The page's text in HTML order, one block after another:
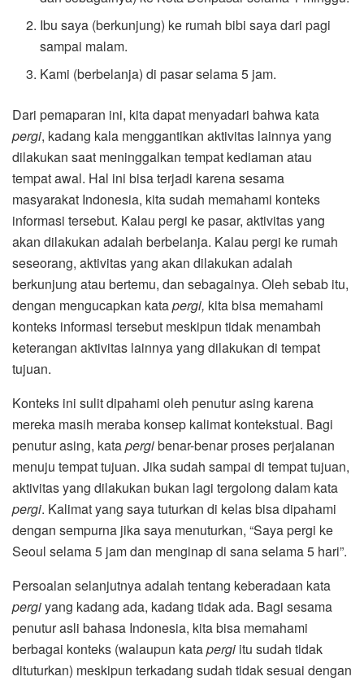
Ibu saya (berkunjung) ke rumah bibi saya dari pagi
sampai malam.
Kami (berbelanja) di pasar selama 5 jam.
Dari pemaparan ini, kita dapat menyadari bahwa kata
pergi, kadang kala menggantikan aktivitas lainnya yang
dilakukan saat meninggalkan tempat kediaman atau
tempat awal. Hal ini bisa terjadi karena sesama
masyarakat Indonesia, kita sudah memahami konteks
informasi tersebut. Kalau pergi ke pasar, aktivitas yang
akan dilakukan adalah berbelanja. Kalau pergi ke rumah
seseorang, aktivitas yang akan dilakukan adalah
berkunjung atau bertemu, dan sebagainya. Oleh sebab itu,
dengan mengucapkan katapergi, kita bisa memahami
konteks informasi tersebut meskipun tidak menambah
keterangan aktivitas lainnya yang dilakukan di tempat
tujuan.
Konteks ini sulit dipahami oleh penutur asing karena
mereka masih meraba konsep kalimat kontekstual. Bagi
penutur asing, katapergibenar-benar proses perjalanan
menuju tempat tujuan. Jika sudah sampai di tempat tujuan,
aktivitas yang dilakukan bukan lagi tergolong dalam kata
pergi. Kalimat yang saya tuturkan di kelas bisa dipahami
dengan sempurna jika saya menuturkan, “Saya pergi ke
Seoul selama 5 jam dan menginap di sana selama 5 hari”.
Persoalan selanjutnya adalah tentang keberadaan kata
pergiyang kadang ada, kadang tidak ada. Bagi sesama
penutur asli bahasa Indonesia, kita bisa memahami
berbagai konteks (walaupun katapergi itu sudah tidak
dituturkan) meskipun terkadang sudah tidak sesuai dengan